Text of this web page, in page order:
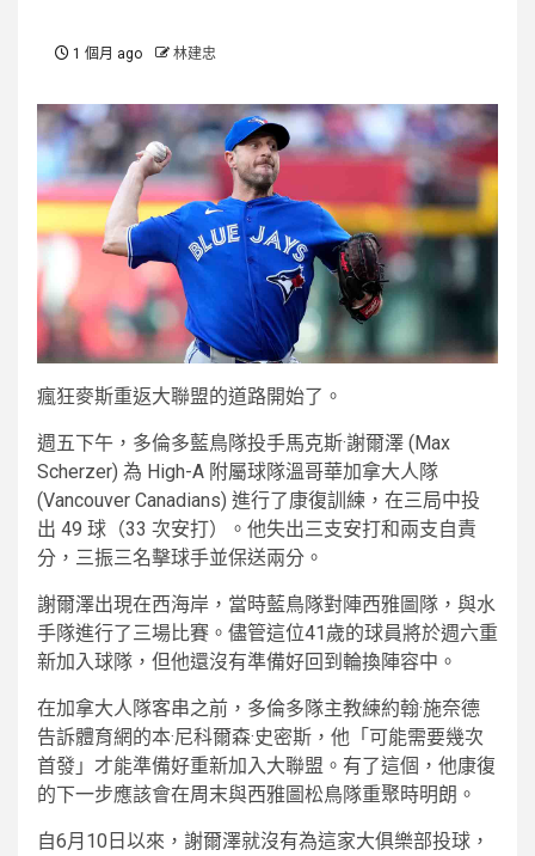
1 個月 ago 林建忠
瘋狂麥斯重返大聯盟的道路開始了。
週五下午，多倫多藍鳥隊投手馬克斯·謝爾澤 (Max
Scherzer) 為 High-A 附屬球隊溫哥華加拿大人隊
(Vancouver Canadians) 進行了康復訓練，在三局中投
出 49 球（33 次安打）。他失出三支安打和兩支自責
分，三振三名擊球手並保送兩分。
謝爾澤出現在西海岸，當時藍鳥隊對陣西雅圖隊，與水
手隊進行了三場比賽。儘管這位41歲的球員將於週六重
新加入球隊，但他還沒有準備好回到輪換陣容中。
在加拿大人隊客串之前，多倫多隊主教練約翰·施奈德
告訴體育網的本·尼科爾森·史密斯，他「可能需要幾次
首發」才能準備好重新加入大聯盟。有了這個，他康復
的下一步應該會在周末與西雅圖松鳥隊重聚時明朗。
自6月10日以來，謝爾澤就沒有為這家大俱樂部投球，